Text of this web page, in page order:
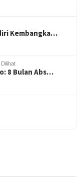
Kembangka…
8 Bulan Abs…